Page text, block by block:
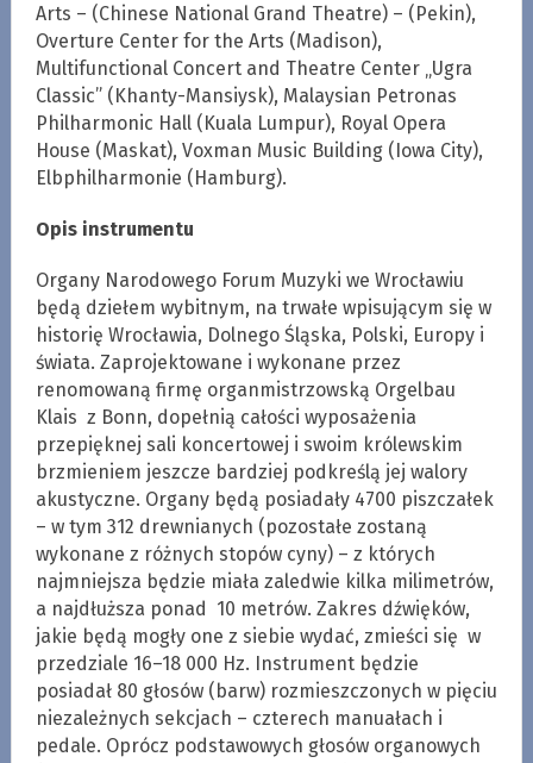
Arts – (Chinese National Grand Theatre) – (Pekin),
Overture Center for the Arts (Madison),
Multifunctional Concert and Theatre Center „Ugra
Classic” (Khanty-Mansiysk), Malaysian Petronas
Philharmonic Hall (Kuala Lumpur), Royal Opera
House (Maskat), Voxman Music Building (Iowa City),
Elbphilharmonie (Hamburg).
Opis instrumentu
Organy Narodowego Forum Muzyki we Wrocławiu
będą dziełem wybitnym, na trwałe wpisującym się w
historię Wrocławia, Dolnego Śląska, Polski, Europy i
świata. Zaprojektowane i wykonane przez
renomowaną firmę organmistrzowską Orgelbau
Klais z Bonn, dopełnią całości wyposażenia
przepięknej sali koncertowej i swoim królewskim
brzmieniem jeszcze bardziej podkreślą jej walory
akustyczne. Organy będą posiadały 4700 piszczałek
– w tym 312 drewnianych (pozostałe zostaną
wykonane z różnych stopów cyny) – z których
najmniejsza będzie miała zaledwie kilka milimetrów,
a najdłuższa ponad 10 metrów. Zakres dźwięków,
jakie będą mogły one z siebie wydać, zmieści się w
przedziale 16–18 000 Hz. Instrument będzie
posiadał 80 głosów (barw) rozmieszczonych w pięciu
niezależnych sekcjach – czterech manuałach i
pedale. Oprócz podstawowych głosów organowych